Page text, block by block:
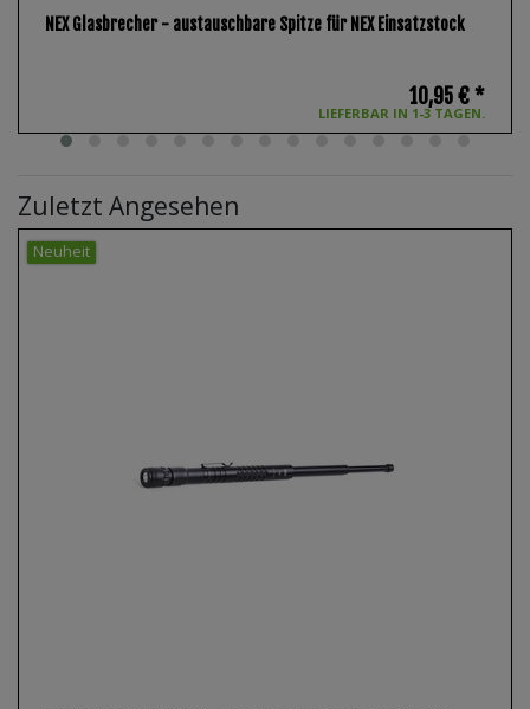
NEX Glasbrecher - austauschbare Spitze für NEX Einsatzstock
LIEFERBAR IN 1-3 TAGEN.
10,95 € *
Zuletzt Angesehen
Neuheit